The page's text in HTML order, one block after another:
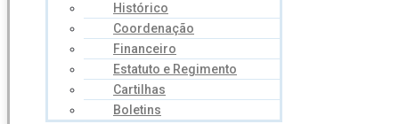
Histórico
Coordenação
Financeiro
Estatuto e Regimento
Cartilhas
Boletins